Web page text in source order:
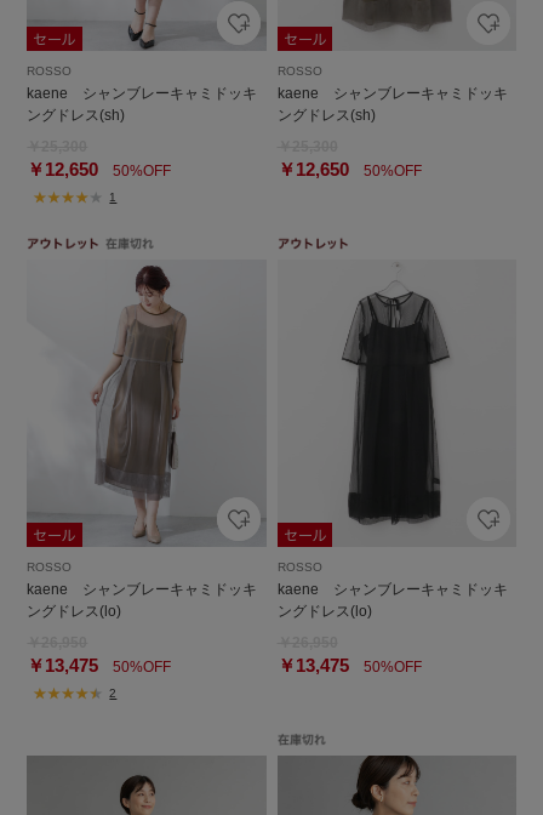
ROSSO
kaene シャンブレーキャミドッキ
ングドレス(sh)
￥12,650 50%OFF
1
ROSSO
kaene シャンブレーキャミドッキ
ングドレス(sh)
￥12,65050%OFF
ROSSO
kaene シャンブレーキャミドッキ
ングドレス(lo)
￥13,475 50%OFF
2
ROSSO
kaene シャンブレーキャミドッキ
ングドレス(lo)
￥13,47550%OFF